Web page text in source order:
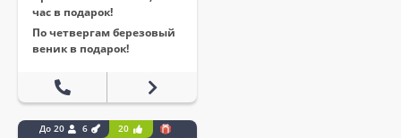
час в подарок!
По четвергам березовый
веник в подарок!
До 20 6 20